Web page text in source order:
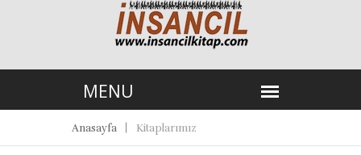
Anasayfa Kitaplarımız